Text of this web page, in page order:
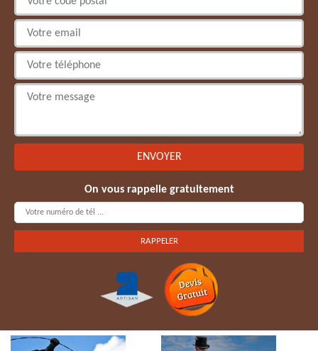
On vous rappelle gratuitement